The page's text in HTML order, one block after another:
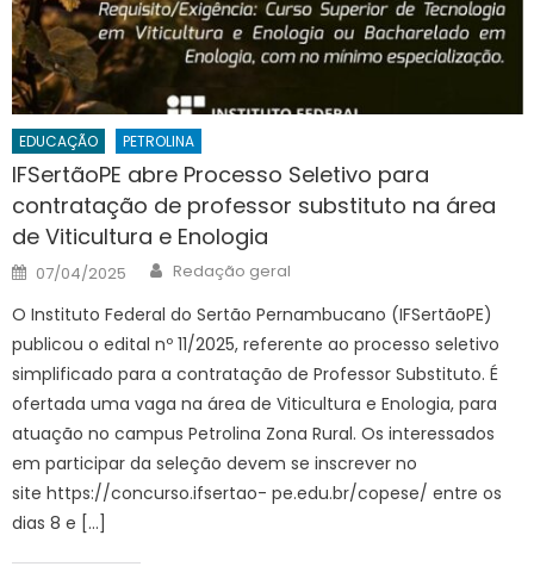
EDUCAÇÃO PETROLINA
IFSertãoPE abre Processo Seletivo para
contratação de professor substituto na área
de Viticultura e Enologia
Posted
on
07/04/2025 Author
Redação geral
O Instituto Federal do Sertão Pernambucano (IFSertãoPE)
publicou o edital nº 11/2025, referente ao processo seletivo
simplificado para a contratação de Professor Substituto. É
ofertada uma vaga na área de Viticultura e Enologia, para
atuação no campus Petrolina Zona Rural. Os interessados
em participar da seleção devem se inscrever no
site https://concurso.ifsertao- pe.edu.br/copese/ entre os
dias 8 e […]